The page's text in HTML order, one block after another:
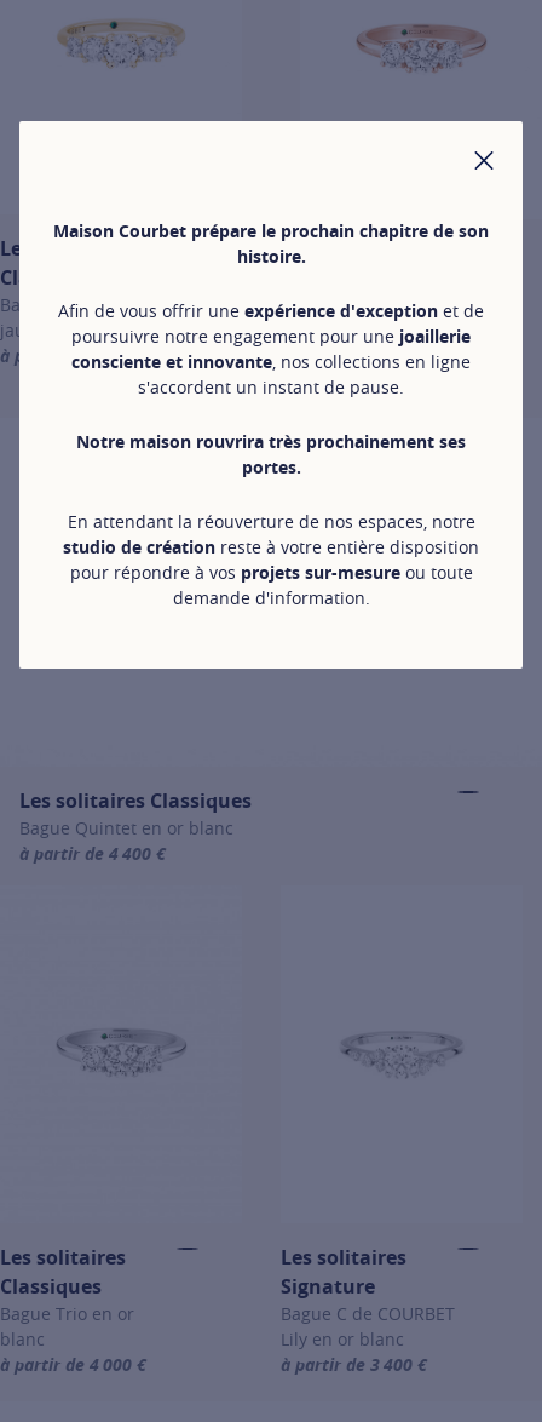
Maison Courbet prépare le prochain chapitre de son
histoire.
Afin de vous offrir une expérience d'exception et de
poursuivre notre engagement pour une joaillerie
consciente et innovante, nos collections en ligne
s'accordent un instant de pause.
Notre maison rouvrira très prochainement ses
portes.
En attendant la réouverture de nos espaces, notre
studio de création reste à votre entière disposition
pour répondre à vos projets sur-mesureou toute
demande d'information.
Les solitaires
Classiques
Bague Quintet en or
jaune
à partir de 4 400 €
For more information about Les solitaires Classiques, click on the
Bague Trio en or
rose
à partir de
4 000 €
Les solitaires Classiques
Bague Quintet en or blanc
à partir de 4 400 €
Les solitaires
Classiques
Bague Trio en or
blanc
à partir de 4 000 €
Les solitaires
Signature
Bague C de COURBET
Lily en or blanc
à partir de 3 400 €